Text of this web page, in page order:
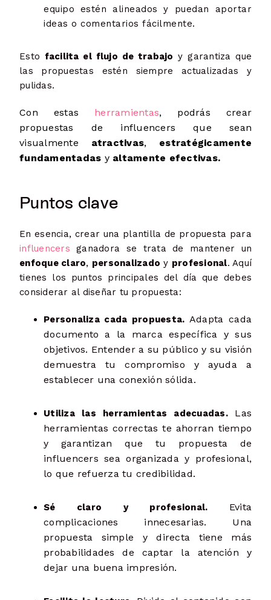
equipo estén alineados y puedan aportar
ideas o comentarios fácilmente.
Esto facilita el flujo de trabajo y garantiza que
las propuestas estén siempre actualizadas y
pulidas.
Con estas herramientas, podrás crear
propuestas de influencers que sean
visualmente atractivas, estratégicamente
fundamentadas y altamente efectivas.
Puntos clave
En esencia, crear una plantilla de propuesta para
influencers ganadora se trata de mantener un
enfoque claro, personalizado y profesional. Aquí
tienes los puntos principales del día que debes
considerar al diseñar tu propuesta:
Personaliza cada propuesta. Adapta cada
documento a la marca específica y sus
objetivos. Entender a su público y su visión
demuestra tu compromiso y ayuda a
establecer una conexión sólida.
Utiliza las herramientas adecuadas. Las
herramientas correctas te ahorran tiempo
y garantizan que tu propuesta de
influencers sea organizada y profesional,
lo que refuerza tu credibilidad.
Sé claro y profesional. Evita
complicaciones innecesarias. Una
propuesta simple y directa tiene más
probabilidades de captar la atención y
dejar una buena impresión.